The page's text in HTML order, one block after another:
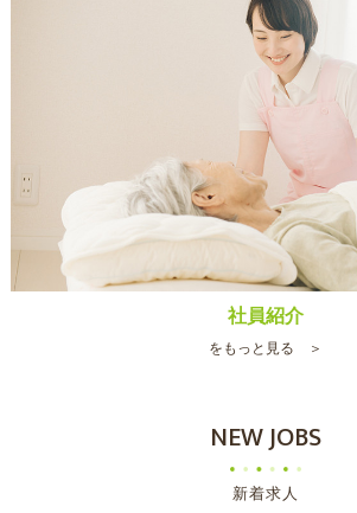
社員紹介
をもっと見る ＞
新着求人
NEW JOBS